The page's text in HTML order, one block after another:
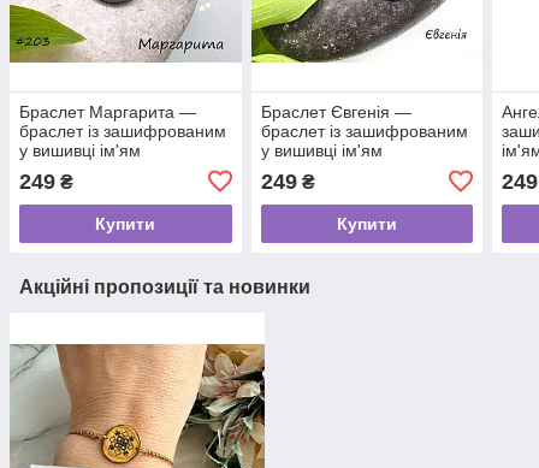
Браслет Маргарита —
браслет із зашифрованим
у вишивці ім'ям
249 ₴
Купити
Браслет Євгенія —
браслет із зашифрованим
у вишивці ім'ям
249₴
Купити
249
Акційні пропозиції та новинки